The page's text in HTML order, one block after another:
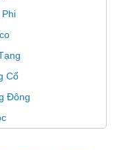
Phi
Cổ
Đông